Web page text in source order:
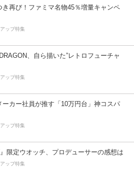
き再び！ファミマ名物45％増量キャンペ
ップ特集
、自ら描いた”レトロフューチャ
ップ特集
ーカー社員が推す「10万円台」神コスパ
ップ特集
』限定ウオッチ、プロデューサーの感想は
ップ特集